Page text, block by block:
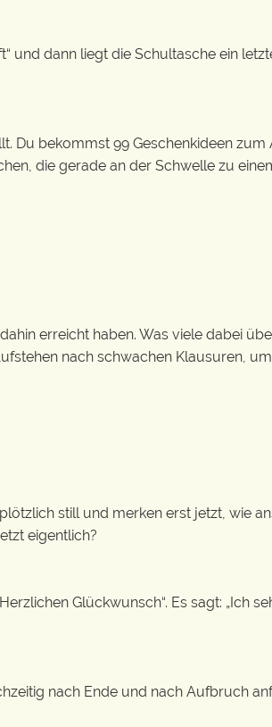
und dann liegt die Schultasche ein
Du bekommst 99 Geschenkideen
die gerade an der Schwelle zu
erreicht haben. Was viele dabei
nach schwachen Klausuren,
still und merken erst jetzt, wie
eigentlich?
Glückwunsch“. Es sagt: „Ich
nach Ende und nach Aufbruch